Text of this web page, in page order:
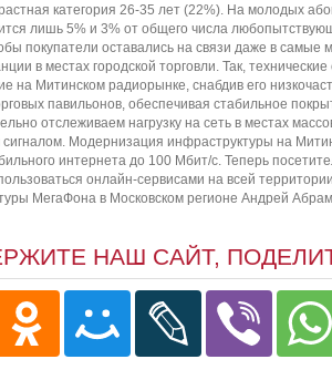
категория 26-35 лет (22%). На молодых
лишь 5% и 3% от общего числа
покупатели оставались на связи даже в
в местах городской торговли. Так,
на Митинском радиорынке, снабдив его
павильонов, обеспечивая стабильное
отслеживаем нагрузку на сеть в местах
Модернизация инфраструктуры на
интернета до 100 Мбит/с. Теперь
онлайн-сервисами на всей
МегаФона в Московском регионе Андрей
НАШ САЙТ,